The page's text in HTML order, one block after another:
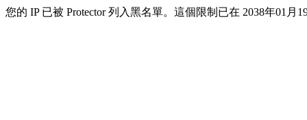
您的 IP 已被 Protector 列入黑名單。這個限制已在 2038年01月